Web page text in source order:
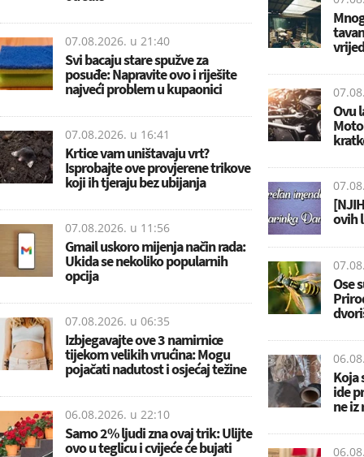
07.08.2026. u 21:40
Svi bacaju stare spužve za
posuđe: Napravite ovo i riješite
najveći problem u kupaonici
07.08.2026. u 16:41
Krtice vam uništavaju vrt?
Isprobajte ove provjerene trikove
koji ih tjeraju bez ubijanja
07.08.2026. u 11:56
Gmail uskoro mijenja način rada:
Ukida se nekoliko popularnih
opcija
07.08.2026. u 06:35
Izbjegavajte ove 3 namirnice
tijekom velikih vrućina: Mogu
pojačati nadutost i osjećaj težine
06.08.2026. u 22:10
Samo 2% ljudi zna ovaj trik: Ulijte
ovo u teglicu i cvijeće će bujati
Ovu
ovih
Ose
Koja
ide
ne iz